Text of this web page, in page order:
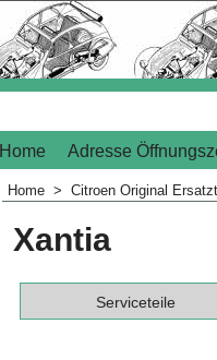
Home Adresse
Home > Citroen Original
Xantia
Serviceteile